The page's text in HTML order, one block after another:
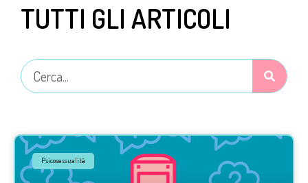
TUTTI GLI ARTICOLI
Psicosessualità